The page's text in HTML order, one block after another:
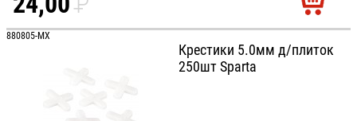
УБ.
880805-MX
Крестики 5.0мм д/плиток
250шт Sparta